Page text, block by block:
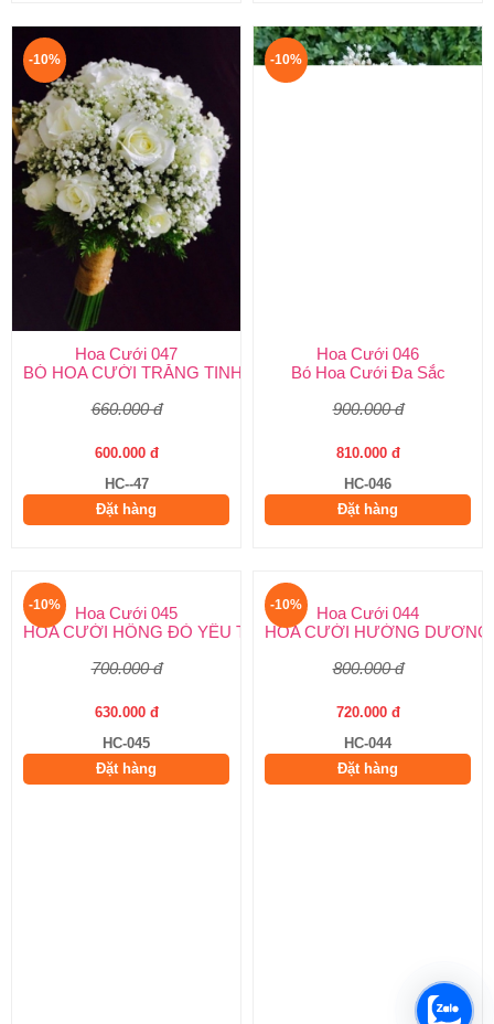
-10%
Hoa Cưới 047
BÓ HOA CƯỚI TRẮNG TINH KHÔI
660.000 đ
600.000 đ
HC--47
Đặt hàng
-10%
Hoa Cưới 046
Bó Hoa Cưới Đa Sắc
900.000 đ
810.000 đ
HC-046
Đặt hàng
-10% -10%